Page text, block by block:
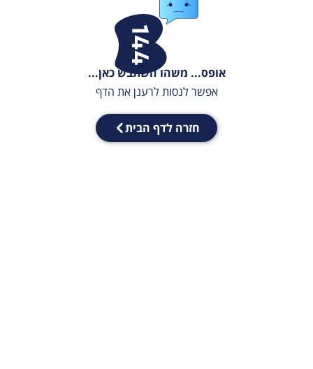
אופס... משהו השתבש כאן...
אפשר לנסות לרענן את הדף
חזרה לדף הבית